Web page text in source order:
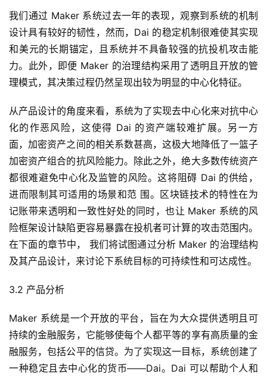
我们通过 Maker 系统过去一年的表现，观察到系统的机制
设计具有较好的韧性，然而，Dai 的稳定机制很难使其实现
和美元的长期锚定，且系统并不具备较强的抗投机攻击能
力。此外，即便 Maker 的治理结构采用了透明且开放的管
理模式，其决策过程仍然呈现出较为明显的中心化特征。
从产品设计的角度来看，系统为了实现去中心化来对抗中心
化的作恶风险，这使得 Dai 的资产端较难扩展。另一方
面，加密资产之间的相关系数甚高，这极大地降低了一篮子
加密资产组合的抗风险能力。除此之外，绝大多数传统资产
都很难避免中心化及监管的风险。这将阻碍 Dai 的供给，
进而限制其可适用的场景和范 围。区块链技术的特性在为
记账带来透明和一致性好处的同时，也让 Maker 系统的风
险框架设计缺陷更容易暴露在投机者可计算的攻击范围内。
在下面的章节中， 我们将试图通过分析 Maker 的治理结构
及其产品设计，来讨论下系统目标的可持续性和可达成性。
3.2 产品分析
Maker 系统是一个开放的平台，旨在为大众提供透明且可
持续的金融服务，它能够使每个人都平等的享有高质量的金
融服务，包括公平的信贷。为了实现这一目标，系统创建了
一种稳定且去中心化的货币——Dai。Dai 可以帮助个人和